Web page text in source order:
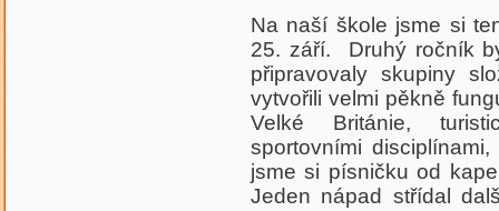
Na naší škole jsme si
25. září. Druhý ročník
připravovaly skupiny
vytvořili velmi pěkně
Velké Británie,
sportovními
jsme si písničku od
Jeden nápad střídal